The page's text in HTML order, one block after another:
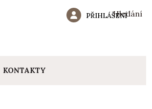
Hledání
PŘIHLÁŠENÍ
KONTAKTY